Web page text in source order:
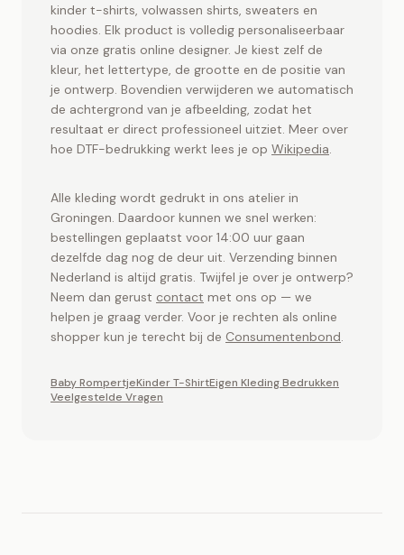
kinder t-shirts, volwassen shirts, sweaters en
hoodies. Elk product is volledig personaliseerbaar
via onze gratis online designer. Je kiest zelf de
kleur, het lettertype, de grootte en de positie van
je ontwerp. Bovendien verwijderen we automatisch
de achtergrond van je afbeelding, zodat het
resultaat er direct professioneel uitziet. Meer over
hoe DTF-bedrukking werkt lees je op Wikipedia.
Alle kleding wordt gedrukt in ons atelier in
Groningen. Daardoor kunnen we snel werken:
bestellingen geplaatst voor 14:00 uur gaan
dezelfde dag nog de deur uit. Verzending binnen
Nederland is altijd gratis. Twijfel je over je ontwerp?
Neem dan gerust contact met ons op — we
helpen je graag verder. Voor je rechten als online
shopper kun je terecht bij de Consumentenbond.
Baby RompertjeKinder T-ShirtEigen Kleding Bedrukken
Veelgestelde Vragen